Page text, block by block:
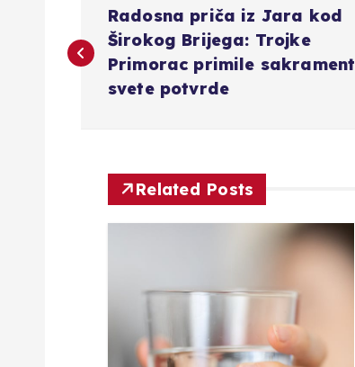
a
Radosna priča iz Jara kod
Širokog Brijega: Trojke
Primorac primile sakrament
svete potvrde
Related Posts